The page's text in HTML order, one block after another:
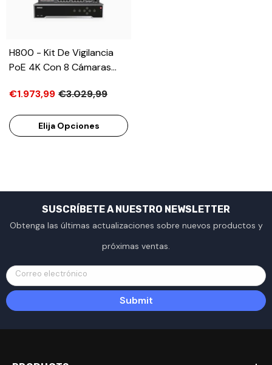
H800 - Kit De Vigilancia
PoE 4K Con 8 Cámaras
Y Videograbador NVR De
Nocturna A Color E
Infrarrojos, Detección De
€1.973,99 €3.029,99
Elija Opciones
SUSCRÍBETE A NUESTRO NEWSLETTER
Obtenga las últimas actualizaciones sobre nuevos productos y
próximas ventas.
Correo electrónico
Submit